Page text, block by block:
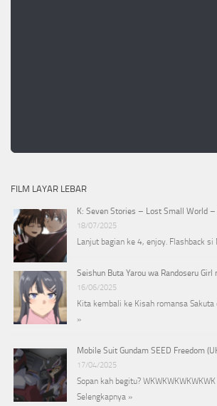
FILM LAYAR LEBAR
K: Seven Stories – Lost Small World –
18/07/2025
Lanjut bagian ke 4, enjoy. Flashback
Seishun Buta Yarou wa Randoseru Girl
16/06/2025
Kita kembali ke Kisah romansa Sakuta
»
Mobile Suit Gundam SEED Freedom
17/04/2025
Sopan kah begitu?
Selengkapnya »